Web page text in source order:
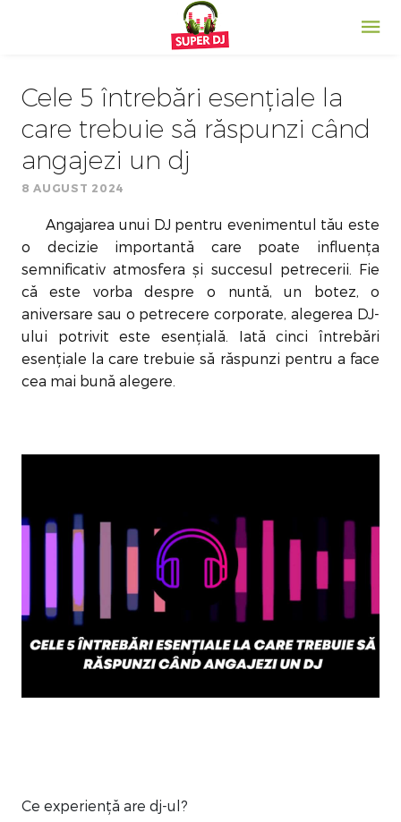
Cele 5 întrebări esențiale la
care trebuie să răspunzi când
angajezi un dj
8 AUGUST 2024
Angajarea unui DJ pentru evenimentul tău este
o decizie importantă care poate influența
semnificativ atmosfera și succesul petrecerii. Fie
că este vorba despre o nuntă, un botez, o
aniversare sau o petrecere corporate, alegerea DJ-
ului potrivit este esențială. Iată cinci întrebări
esențiale la care trebuie să răspunzi pentru a face
cea mai bună alegere.
Ce experiență are dj-ul?